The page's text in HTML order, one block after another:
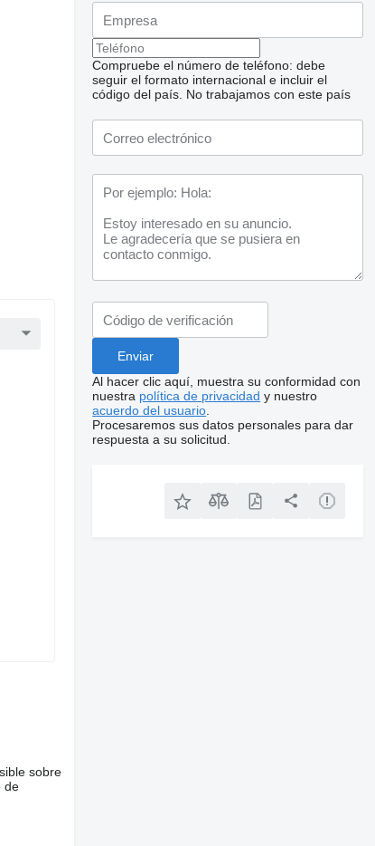
Solicitar fotos
adicionales
sobre
de
Compruebe el número de teléfono: debe
seguir el formato internacional e incluir el
código del país. No trabajamos con este país
Al hacer clic aquí, muestra su conformidad con
nuestra política de privacidad y nuestro
acuerdo del usuario
Procesaremos sus datos personales para dar
respuesta a su solicitud.